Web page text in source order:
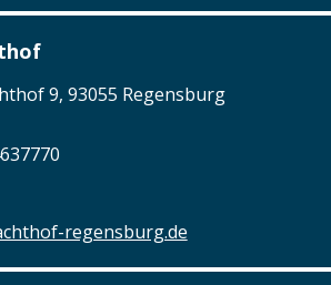
9, 93055 Regensburg
regensburg.de